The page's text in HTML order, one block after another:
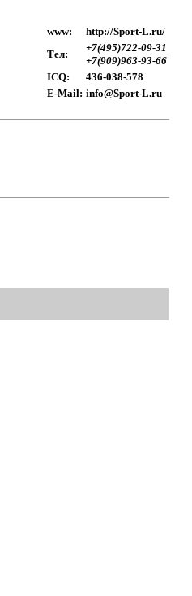
www:
http://Sport-L.ru/
Тел:
+7(495)722-09-31
+7(909)963-93-66
ICQ:
436-038-578
E-Mail: info@Sport-L.ru